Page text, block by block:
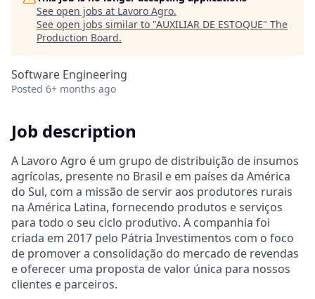
See open jobs at Lavoro Agro.
See open jobs similar to "AUXILIAR DE ESTOQUE" The
Production Board.
Software Engineering
Posted 6+ months ago
Job description
A Lavoro Agro é um grupo de distribuição de insumos
agrícolas, presente no Brasil e em países da América
do Sul, com a missão de servir aos produtores rurais
na América Latina, fornecendo produtos e serviços
para todo o seu ciclo produtivo. A companhia foi
criada em 2017 pelo Pátria Investimentos com o foco
de promover a consolidação do mercado de revendas
e oferecer uma proposta de valor única para nossos
clientes e parceiros.